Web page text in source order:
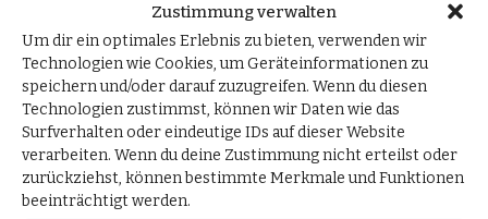
Zustimmung verwalten
Um dir ein optimales Erlebnis zu bieten, verwenden wir
Technologien wie Cookies, um Geräteinformationen zu
speichern und/oder darauf zuzugreifen. Wenn du diesen
Technologien zustimmst, können wir Daten wie das
Surfverhalten oder eindeutige IDs auf dieser Website
verarbeiten. Wenn du deine Zustimmung nicht erteilst oder
zurückziehst, können bestimmte Merkmale und Funktionen
beeinträchtigt werden.
von
Tobias Matthias Peterka MdB
in Pressemitteilungen
Berlin, 18. November 2024.
Zur Forderung des
Vorsitzenden der CSU-
Landesgruppe im